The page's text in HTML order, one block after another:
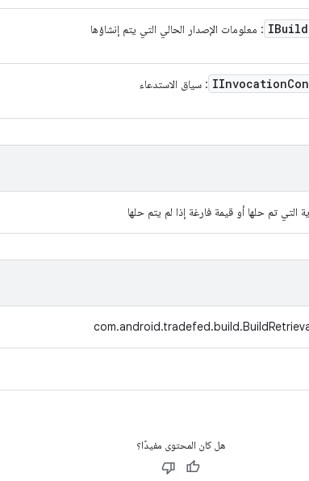
IBuild : معلومات الإصدار الحالي التي يتم إنشاؤها
IInvocation : سياق الاستدعاء
التي تم حلها أو قيمة فارغة إذا لم يتم حلها
هل كان المحتوى مفيدًا؟